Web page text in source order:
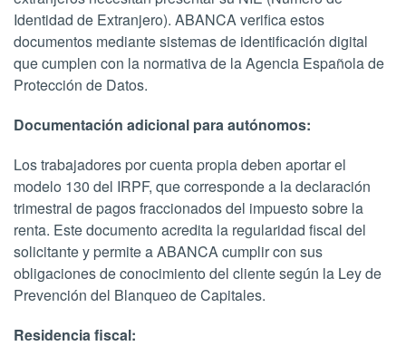
Identidad de Extranjero). ABANCA verifica estos
documentos mediante sistemas de identificación digital
que cumplen con la normativa de la Agencia Española de
Protección de Datos.
Documentación adicional para autónomos:
Los trabajadores por cuenta propia deben aportar el
modelo 130 del IRPF, que corresponde a la declaración
trimestral de pagos fraccionados del impuesto sobre la
renta. Este documento acredita la regularidad fiscal del
solicitante y permite a ABANCA cumplir con sus
obligaciones de conocimiento del cliente según la Ley de
Prevención del Blanqueo de Capitales.
Residencia fiscal: